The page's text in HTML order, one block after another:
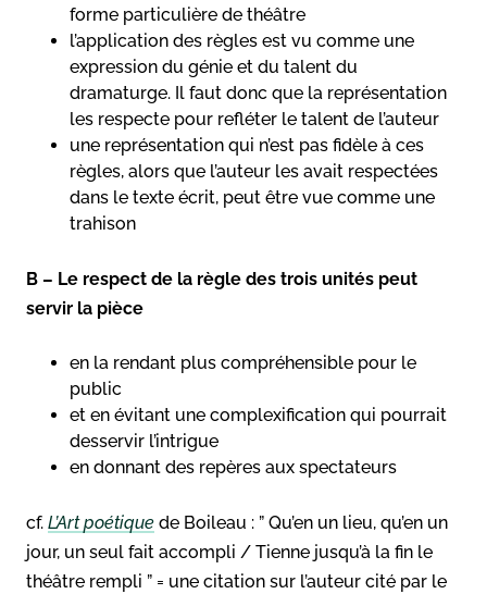
forme particulière de théâtre
l’application des règles est vu comme une
expression du génie et du talent du
dramaturge. Il faut donc que la représentation
les respecte pour refléter le talent de l’auteur
une représentation qui n’est pas fidèle à ces
règles, alors que l’auteur les avait respectées
dans le texte écrit, peut être vue comme une
trahison
B – Le respect de la règle des trois unités peut
servir la pièce
en la rendant plus compréhensible pour le
public
et en évitant une complexification qui pourrait
desservir l’intrigue
en donnant des repères aux spectateurs
cf. L’Art poétique de Boileau : ” Qu’en un lieu, qu’en un
jour, un seul fait accompli / Tienne jusqu’à la fin le
théâtre rempli ” = une citation sur l’auteur cité par le